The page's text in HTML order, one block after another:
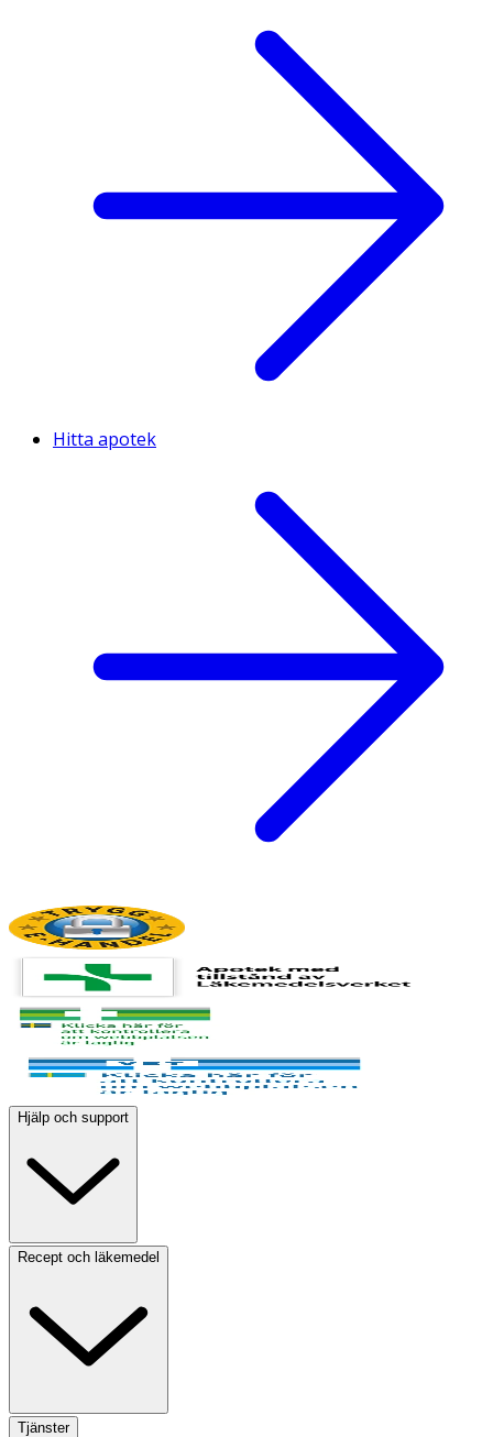
Hitta apotek
Hjälp och support
Recept och läkemedel
Tjänster